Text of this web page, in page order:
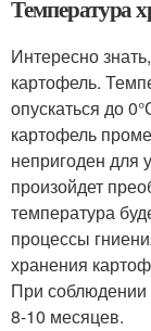
Температура
Интересно
картофель.
опускаться до
картофель
непригоден для
произойдет
температура
процессы
хранения
При соблюдении
8-10 месяцев.